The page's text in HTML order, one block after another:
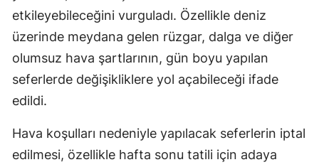
Malatya
Manisa
Mardin
Muğla
etkileyebileceğini vurguladı. Özellikle deniz
üzerinde meydana gelen rüzgar, dalga ve diğer
olumsuz hava şartlarının, gün boyu yapılan
seferlerde değişikliklere yol açabileceği ifade
edildi.
Hava koşulları nedeniyle yapılacak seferlerin iptal
edilmesi, özellikle hafta sonu tatili için adaya